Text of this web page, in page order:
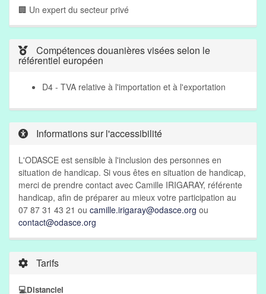
🏢 Un expert du secteur privé
Compétences douanières visées selon le
référentiel européen
D4 - TVA relative à l'importation et à l'exportation
Informations sur l'accessibilité
L'ODASCE est sensible à l'inclusion des personnes en
situation de handicap. Si vous êtes en situation de handicap,
merci de prendre contact avec Camille IRIGARAY, référente
handicap, afin de préparer au mieux votre participation au
07 87 31 43 21 ou camille.irigaray@odasce.org ou
contact@odasce.org
Tarifs
💻Distanciel